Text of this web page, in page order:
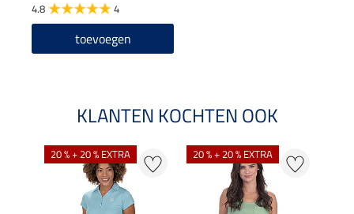
4.8 4
toevoegen
KLANTEN KOCHTEN OOK
20 % + 20 % EXTRA 20 % + 20 % EXTRA